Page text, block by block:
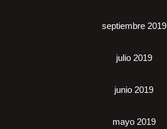
septiembre 2019
julio 2019
junio 2019
mayo 2019